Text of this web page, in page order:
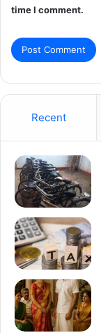
time I comment.
Recent